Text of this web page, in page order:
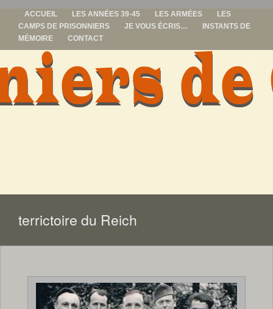
ACCUEIL LES ANNÉES 39-45 LES ARMÉES
LES
CAMPS DE PRISONNIERS
JE VOUS ÉCRIS…
INSTANTS DE
MÉMOIRE
CONTACT
prisonniers de
terrictoire du Reich